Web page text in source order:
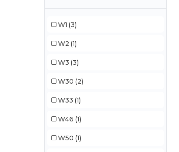
W1 (3)
W2 (1)
W3 (3)
W30 (2)
W33 (1)
W46 (1)
W50 (1)